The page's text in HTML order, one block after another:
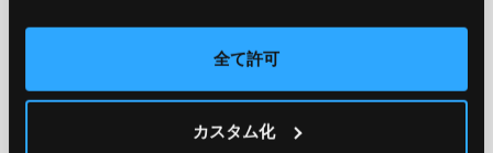
全て許可
カスタム化
TAG
#AWS re:Invent 2019 #奮闘記